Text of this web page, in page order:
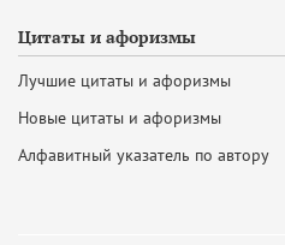
Цитаты и афоризмы
Лучшие цитаты и афоризмы
Новые цитаты и афоризмы
Алфавитный указатель по автору